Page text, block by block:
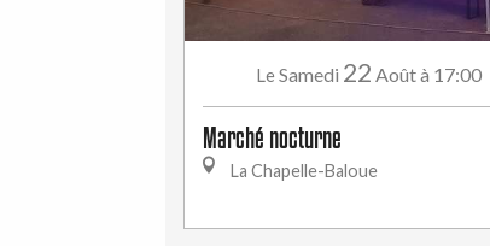
LeSamedi 22 Aoûtà 17:00
Marché nocturne
La Chapelle-Baloue